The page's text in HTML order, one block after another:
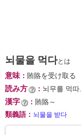
뇌물을 먹다とは
意味： 賄賂を受け取る
読み方 ： 뇌무를 먹따
漢字 ： 賄賂～
類義語 ： 뇌물을 받다